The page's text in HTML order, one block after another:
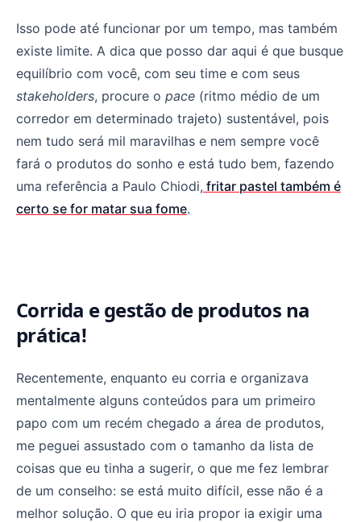
Isso pode até funcionar por um tempo, mas também
existe limite. A dica que posso dar aqui é que busque
equilíbrio com você, com seu time e com seus
stakeholders, procure o pace (ritmo médio de um
corredor em determinado trajeto) sustentável, pois
nem tudo será mil maravilhas e nem sempre você
fará o produtos do sonho e está tudo bem, fazendo
uma referência a Paulo Chiodi, fritar pastel também é
certo se for matar sua fome.
Corrida e gestão de produtos na
prática!
Recentemente, enquanto eu corria e organizava
mentalmente alguns conteúdos para um primeiro
papo com um recém chegado a área de produtos,
me peguei assustado com o tamanho da lista de
coisas que eu tinha a sugerir, o que me fez lembrar
de um conselho: se está muito difícil, esse não é a
melhor solução. O que eu iria propor ia exigir uma